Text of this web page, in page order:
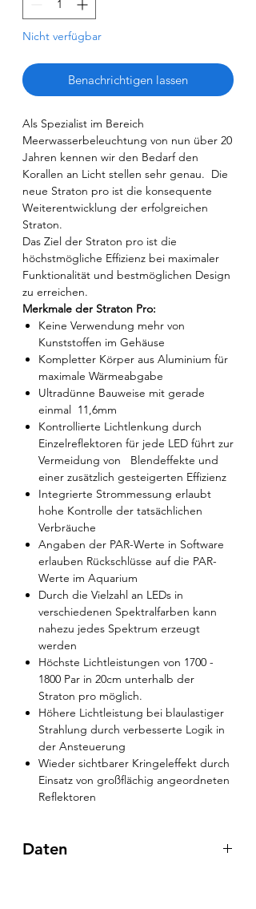
Nicht verfügbar
Benachrichtigen lassen
Als Spezialist im Bereich
Meerwasserbeleuchtung von nun über 20
Jahren kennen wir den Bedarf den
Korallen an Licht stellen sehr genau. Die
neue Straton pro ist die konsequente
Weiterentwicklung der erfolgreichen
Straton.
Das Ziel der Straton pro ist die
höchstmögliche Effizienz bei maximaler
Funktionalität und bestmöglichen Design
zu erreichen.
Merkmale der Straton Pro:
Keine Verwendung mehr von
Kunststoffen im Gehäuse
Kompletter Körper aus Aluminium für
maximale Wärmeabgabe
Ultradünne Bauweise mit gerade
einmal 11,6mm
Kontrollierte Lichtlenkung durch
Einzelreflektoren für jede LED führt zur
Vermeidung von Blendeffekte und
einer zusätzlich gesteigerten Effizienz
Integrierte Strommessung erlaubt
hohe Kontrolle der tatsächlichen
Verbräuche
Angaben der PAR-Werte in Software
erlauben Rückschlüsse auf die PAR-
Werte im Aquarium
Durch die Vielzahl an LEDs in
verschiedenen Spektralfarben kann
nahezu jedes Spektrum erzeugt
werden
Höchste Lichtleistungen von 1700 -
1800 Par in 20cm unterhalb der
Straton pro möglich.
Höhere Lichtleistung bei blaulastiger
Strahlung durch verbesserte Logik in
der Ansteuerung
Wieder sichtbarer Kringeleffekt durch
Einsatz von großflächig angeordneten
Reflektoren
Daten